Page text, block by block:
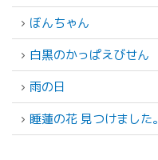
ぼんちゃん
白黒のかっぱえびせん
雨の日
睡蓮の花 見つけました。